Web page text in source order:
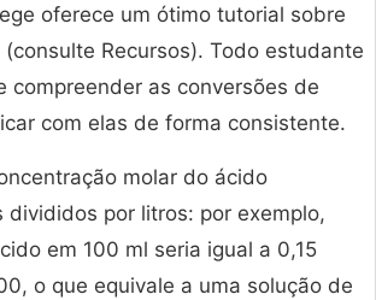
oferece um ótimo tutorial sobre
Recursos). Todo estudante
compreender as conversões de
com elas de forma consistente.
molar do ácido
divididos por litros: por exemplo,
em 100 ml seria igual a 0,15
o que equivale a uma solução de